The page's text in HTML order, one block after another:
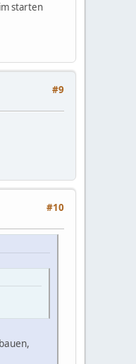
starten
#9
#10